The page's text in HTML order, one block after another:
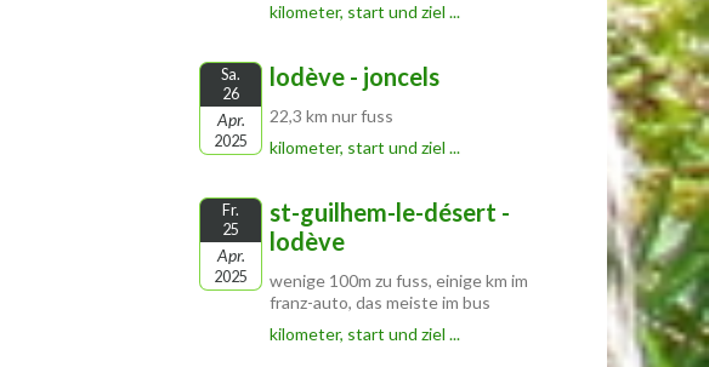
kilometer, start und ziel ...
Sa.
26
Apr.
2025
lodève - joncels
22,3 km nur fuss
kilometer, start und ziel ...
Fr.
25
Apr.
2025
st-guilhem-le-désert -
lodève
wenige 100m zu fuss, einige km im
franz-auto, das meiste im bus
kilometer, start und ziel ...